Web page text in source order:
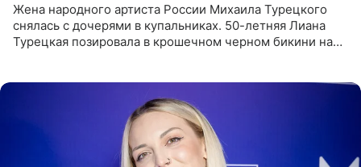
Жена народного артиста России Михаила Турецкого
снялась с дочерями в купальниках. 50-летняя Лиана
Турецкая позировала в крошечном черном бикини на